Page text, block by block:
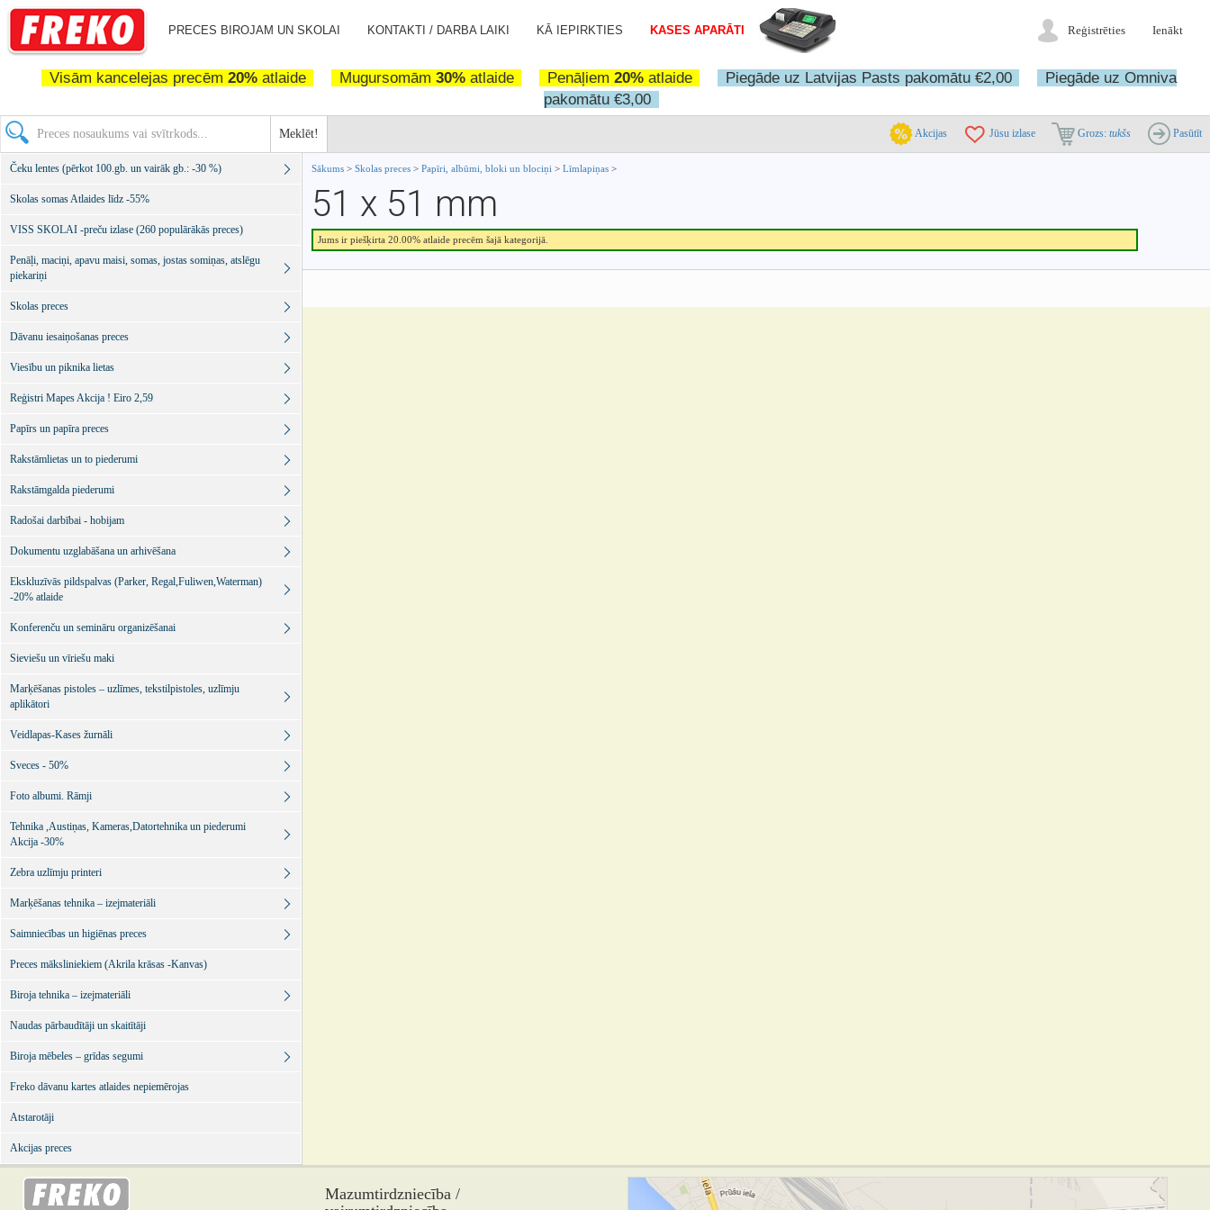
PRECES BIROJAM UN SKOLAI KONTAKTI / DARBA LAIKI KĀ IEPIRKTIES KASES APARĀTI Reģistrēties Ienākt
Visām kancelejas precēm 20%atlaide Mugursomām 30%atlaide Penāļiem 20%atlaide Piegāde uz Latvijas Pasts pakomātu €2,00
Piegāde uz Omniva
pakomātu €3,00
Meklēt! Akcijas Jūsu izlase Grozs: tukšs Pasūtīt
Sākums > Skolas preces > Papīri, albūmi, bloki un blociņi > Līmlapiņas >
51 x 51 mm
Jums ir piešķirta 20.00% atlaide precēm šajā kategorijā.
Čeku lentes (pērkot 100.gb. un vairāk gb.: -30 %)
Skolas somas Atlaides līdz -55%
VISS SKOLAI -preču izlase (260 populārākās preces)
Penāļi, maciņi, apavu maisi, somas, jostas somiņas, atslēgu
piekariņi
Skolas preces
Dāvanu iesaiņošanas preces
Viesību un piknika lietas
Reģistri Mapes Akcija ! Eiro 2,59
Papīrs un papīra preces
Rakstāmlietas un to piederumi
Rakstāmgalda piederumi
Radošai darbībai - hobijam
Dokumentu uzglabāšana un arhivēšana
Ekskluzīvās pildspalvas (Parker, Regal,Fuliwen,Waterman)
-20% atlaide
Konferenču un semināru organizēšanai
Sieviešu un vīriešu maki
Marķēšanas pistoles – uzlīmes, tekstilpistoles, uzlīmju
aplikātori
Veidlapas-Kases žurnāli
Sveces - 50%
Foto albumi. Rāmji
Tehnika ,Austiņas, Kameras,Datortehnika un piederumi
Akcija -30%
Zebra uzlīmju printeri
Marķēšanas tehnika – izejmateriāli
Saimniecības un higiēnas preces
Preces māksliniekiem (Akrila krāsas -Kanvas)
Biroja tehnika – izejmateriāli
Naudas pārbaudītāji un skaitītāji
Biroja mēbeles – grīdas segumi
Freko dāvanu kartes atlaides nepiemērojas
Atstarotāji
Akcijas preces
Mazumtirdzniecība /